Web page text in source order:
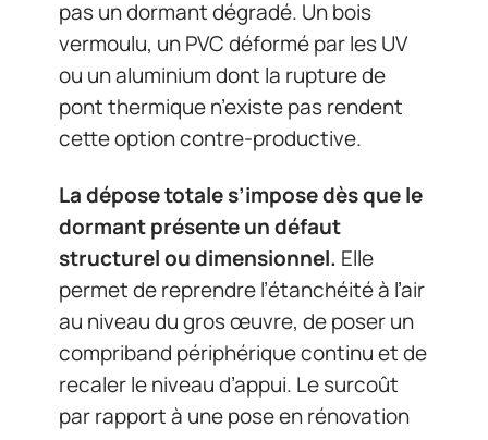
pas un dormant dégradé. Un bois
vermoulu, un PVC déformé par les UV
ou un aluminium dont la rupture de
pont thermique n’existe pas rendent
cette option contre-productive.
La dépose totale s’impose dès que le
dormant présente un défaut
structurel ou dimensionnel. Elle
permet de reprendre l’étanchéité à l’air
au niveau du gros œuvre, de poser un
compriband périphérique continu et de
recaler le niveau d’appui. Le surcoût
par rapport à une pose en rénovation